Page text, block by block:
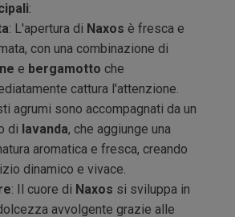
:
: L'apertura di Naxos è fresca e
con una combinazione di
e bergamotto che
cattura l'attenzione.
agrumi sono accompagnati da un
di lavanda, che aggiunge una
aromatica e fresca, creando
dinamico e vivace.
: Il cuore di Naxos si sviluppa in
avvolgente grazie alle